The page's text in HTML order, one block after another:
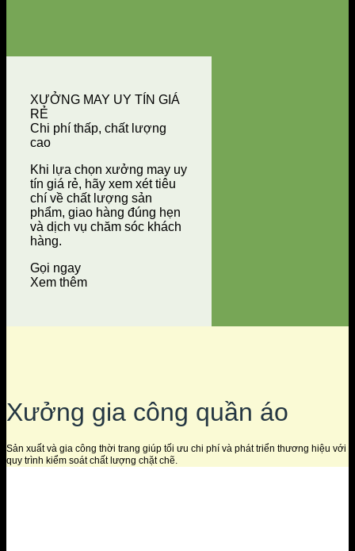
XƯỞNG MAY UY TÍN GIÁ
RẺ
Chi phí thấp, chất lượng
cao
Khi lựa chọn xưởng may uy
tín giá rẻ, hãy xem xét tiêu
chí về chất lượng sản
phẩm, giao hàng đúng hẹn
và dịch vụ chăm sóc khách
hàng.
Gọi ngay
Xem thêm
Xưởng gia công quần áo
Sản xuất và gia công thời trang giúp tối ưu chi phí và phát triển thương hiệu với
quy trình kiểm soát chất lượng chặt chẽ.